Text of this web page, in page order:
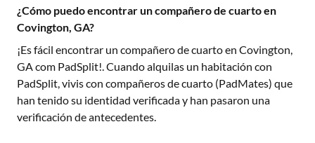
¿Cómo puedo encontrar un compañero de cuarto en
Covington, GA?
¡Es fácil encontrar un compañero de cuarto en Covington,
GAcom PadSplit!. Cuando alquilas un habitación con
PadSplit, vivis con compañeros de cuarto (PadMates) que
han tenido su identidad verificada y han pasaron una
verificación de antecedentes.